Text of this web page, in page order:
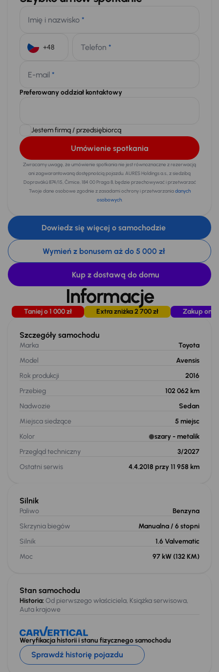
Imię i nazwisko *
Telefon *
E-mail *
Preferowany oddział kontaktowy
Jestem firmą / przedsiębiorcą
Umówienie spotkania
Zwracamy uwagę, że umówienie spotkania nie jest równoznaczne z rezerwacją
ani zagwarantowaną dostępnością pojazdu. AURES Holdings a.s., z siedzibą
Dopraváků 874/15, Čimice, 184 00 Praga 8, będzie przechowywać i przetwarzać
Twoje dane osobowe zgodnie z zasadami ochrony i przetwarzaniadanych
osobowych.
Dowiedz się więcej o samochodzie
Wymień z bonusem aż do 5 000 zł
Kup z dostawą do domu
Informacje
Taniej o 1 000 zł Extra zniżka 2 700 zł Zakup
Szczegóły samochodu
Marka
Toyota
Model
Avensis
Rok produkcji
2016
Przebieg
102 062 km
Nadwozie
Sedan
Miejsca siedzące
5 miejsc
Kolor
szary - metalik
Przegląd techniczny
3/2027
Ostatni serwis
4.4.2018 przy 11 958 km
Stan samochodu
Historia:Od pierwszego właściciela, Książka serwisowa,
Auta krajowe
Weryfikacja historii i stanu fizycznego samochodu
Sprawdź historię pojazdu
Silnik
Paliwo
Benzyna
Skrzynia biegów
Manualna / 6 stopni
Silnik
1.6 Valvematic
Moc
97 kW (132 KM)